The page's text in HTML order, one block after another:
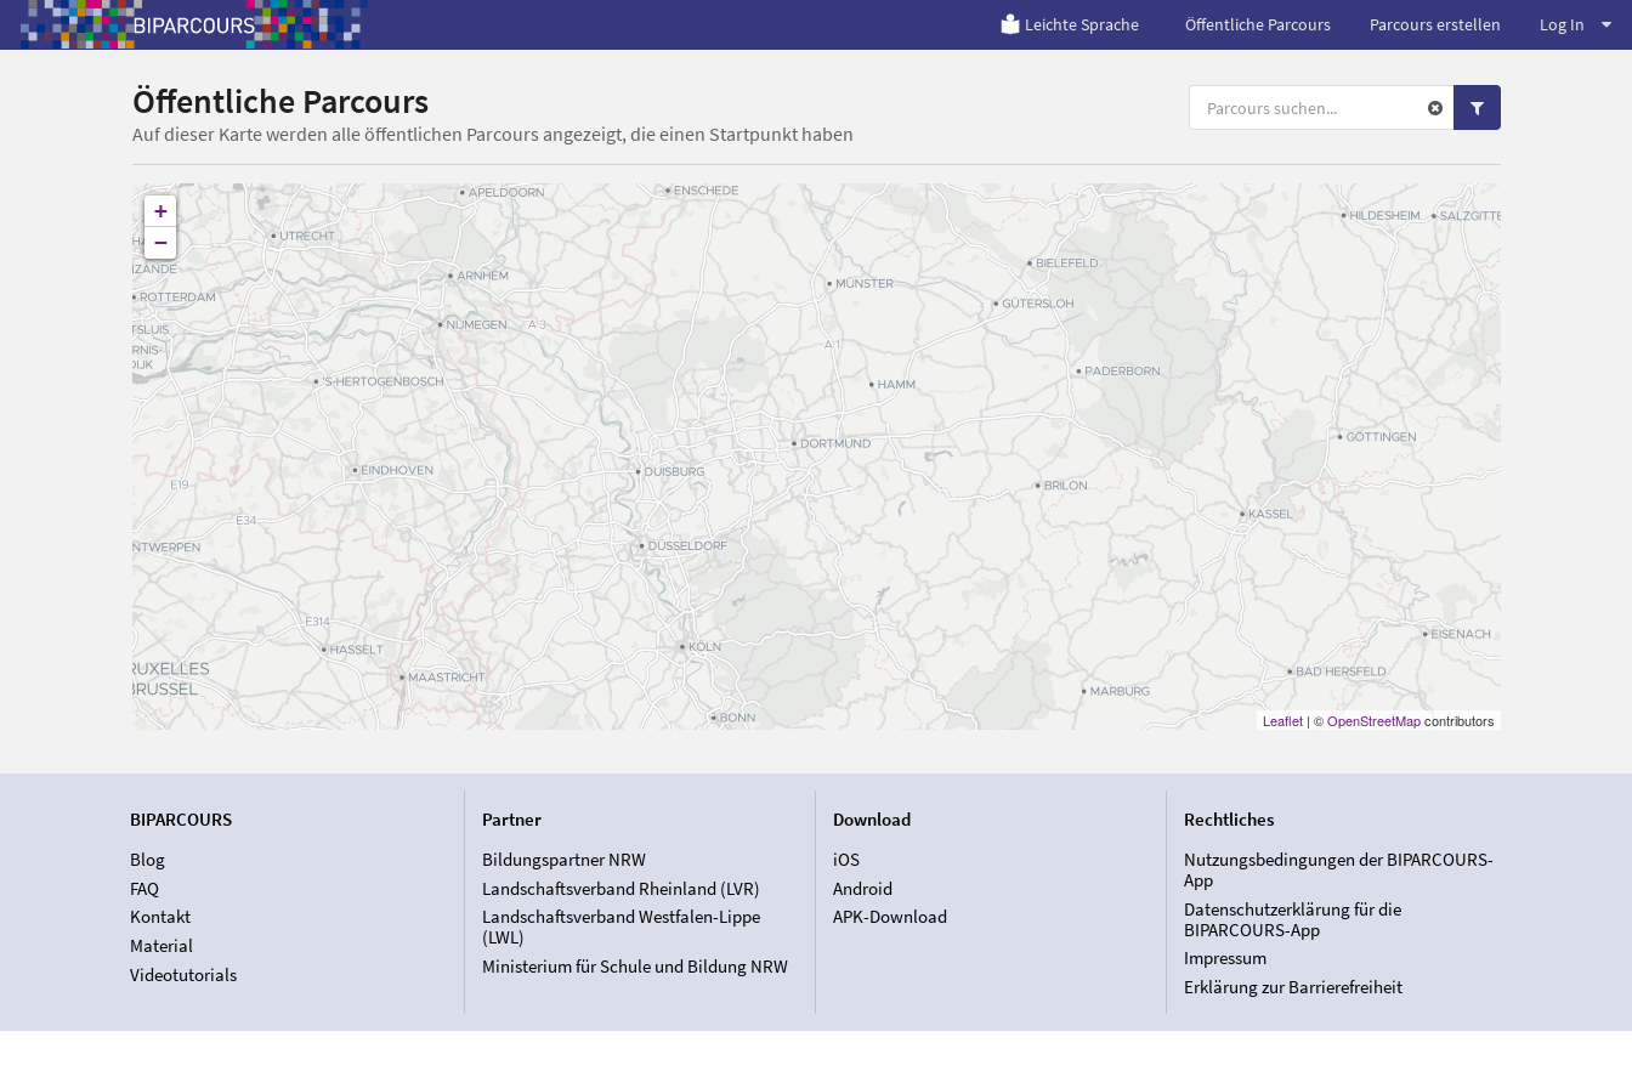
Leichte Sprache Öffentliche Parcours Parcours erstellen Log In
Öffentliche Parcours
Auf dieser Karte werden alle öffentlichen Parcours angezeigt, die einen Startpunkt haben
+
−
Leaflet| ©OpenStreetMapcontributors
BIPARCOURS
Blog
FAQ
Kontakt
Material
Videotutorials
Partner
Bildungspartner NRW
Landschaftsverband Rheinland (LVR)
Landschaftsverband Westfalen-Lippe
(LWL)
Ministerium für Schule und Bildung NRW
Download
iOS
Android
APK-Download
Rechtliches
Nutzungsbedingungen der BIPARCOURS-
App
Datenschutzerklärung für die
BIPARCOURS-App
Impressum
Erklärung zur Barrierefreiheit